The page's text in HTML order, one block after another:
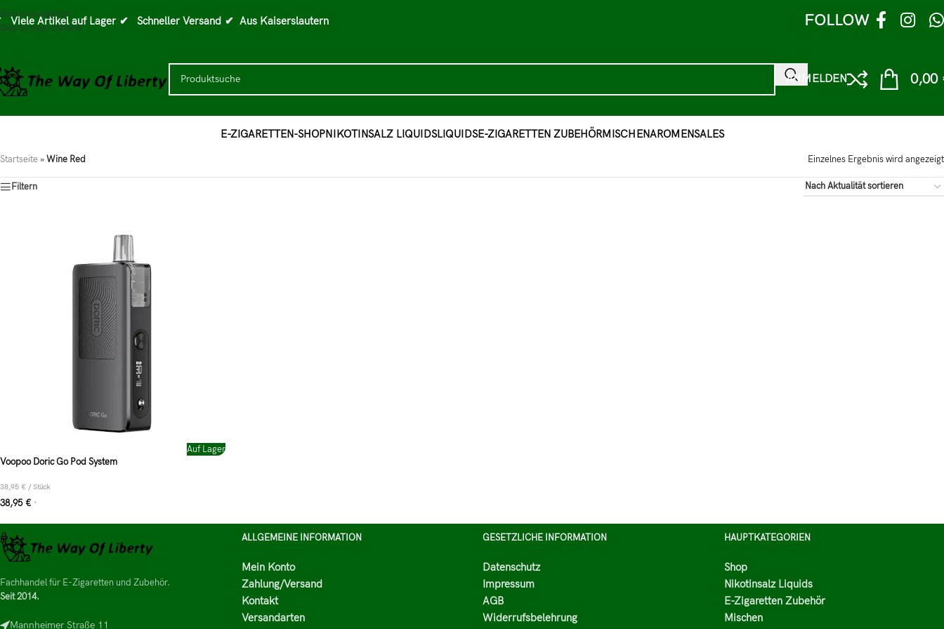
Skip to navigation
Skip to main content
Viele Artikel auf Lager ✔ Schneller Versand ✔ Aus Kaiserslautern FOLLOW
ANMELDEN 0,00
E-ZIGARETTEN-SHOPNIKOTINSALZ LIQUIDSLIQUIDSE-ZIGARETTEN ZUBEHÖRMISCHENAROMENSALES
Startseite »Wine Red Einzelnes Ergebnis wird angezeigt
Filtern
Auf Lager
Voopoo Doric Go Pod System
38,95 € /Stück
38,95 € *
Fachhandel für E-Zigaretten und Zubehör.
Seit 2014.
Mannheimer Straße 11
ALLGEMEINE INFORMATION
Mein Konto
Zahlung/Versand
Kontakt
Versandarten
GESETZLICHE INFORMATION
Datenschutz
Impressum
AGB
Widerrufsbelehrung
HAUPTKATEGORIEN
Shop
Nikotinsalz Liquids
E-Zigaretten Zubehör
Mischen